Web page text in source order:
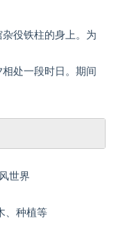
役铁柱的身上。为
处一段时日。期间
世界
、种植等